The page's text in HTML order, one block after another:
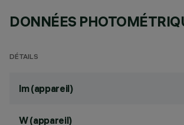
DONNÉES
DÉTAILS
lm (appareil)
W (appareil)